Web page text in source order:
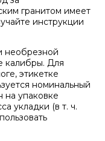
гранитом имеет
инструкции
необрезной
калибры. Для
этикетке
номинальный
на упаковке
укладки (в т. ч.